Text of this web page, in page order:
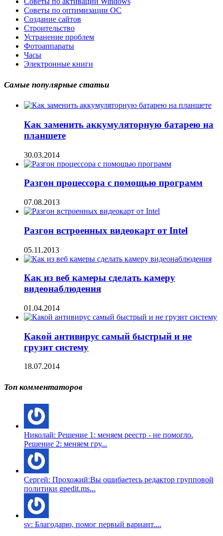
Советы по оптимизации ОС
Создание сайтов
Строительство
Устранение проблем
Фотоаппараты
Часы
Электронные книги
Самые популярные статьи
Как заменить аккумуляторную батарею на
планшете
30.03.2014
Разгон процессора с помощью программ
07.08.2013
Разгон встроенных видеокарт от Intel
05.11.2013
Как из веб камеры сделать камеру
видеонаблюдения
01.04.2014
Какой антивирус самый быстрый и не
грузит систему
18.07.2014
Топ комментаторов
Николай: Решение 1: меняем реестр - не помогло.
Решение 2: меняем гру...
Сергей: Прохожий:Вы ошибаетесь редактор групповой
политики gpedit.ms...
sv: Благодарю, помог первый вариант....